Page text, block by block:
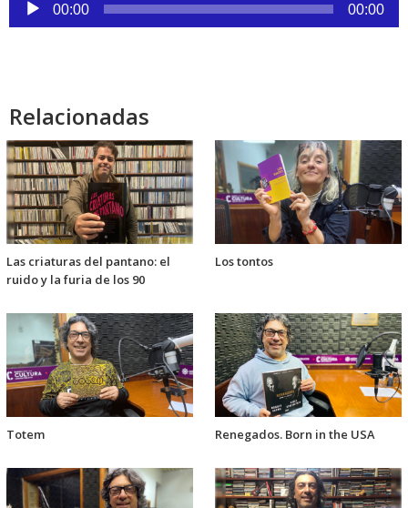
audio
00:00 00:00
Relacionadas
Las criaturas del pantano: el
ruido y la furia de los 90
Los tontos
Totem Renegados. Born in the USA